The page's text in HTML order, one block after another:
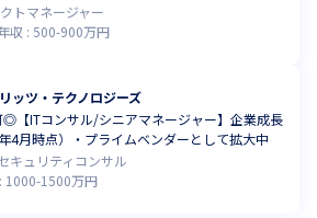
トマネージャー
収 :500-900万円
ッツ・テクノロジーズ
【ITコンサル/シニアマネージャー】企業成長
4月時点）・プライムベンダーとして拡大中
キュリティコンサル
1000-1500万円